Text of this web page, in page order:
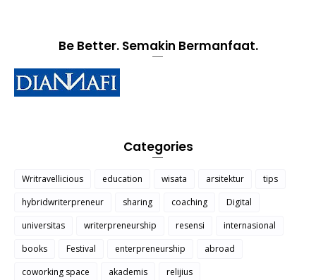
Be Better. Semakin Bermanfaat.
Categories
Writravellicious education wisata arsitektur
tips
hybridwriterpreneur
sharing coaching
Digital
universitas
writerpreneurship resensi
internasional
books
Festival enterpreneurship
abroad
coworking space
akademis relijius